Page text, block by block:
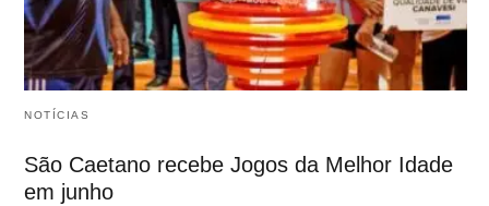
NOTÍCIAS
São Caetano recebe Jogos da Melhor Idade
em junho